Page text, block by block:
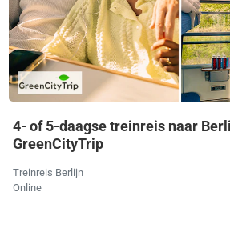
4- of 5-daagse treinreis naar
GreenCityTrip
Treinreis Berlijn
Online